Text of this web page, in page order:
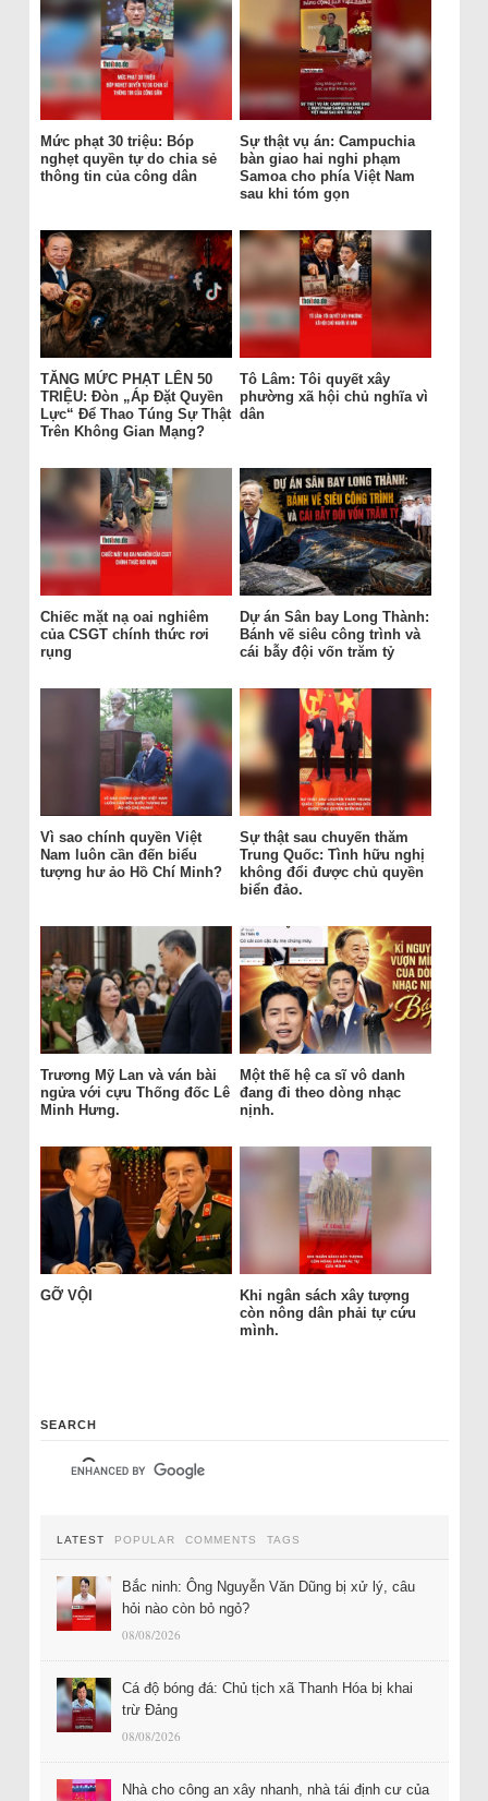
Mức phạt 30 triệu: Bóp
nghẹt quyền tự do chia sẻ
thông tin của công dân
Sự thật vụ án: Campuchia
bàn giao hai nghi phạm
Samoa cho phía Việt Nam
sau khi tóm gọn
TĂNG MỨC PHẠT LÊN 50
TRIỆU: Đòn „Áp Đặt Quyền
Lực“ Để Thao Túng Sự Thật
Trên Không Gian Mạng?
Tô Lâm: Tôi quyết xây
phường xã hội chủ nghĩa vì
dân
Chiếc mặt nạ oai nghiêm
của CSGT chính thức rơi
rụng
Dự án Sân bay Long Thành:
Bánh vẽ siêu công trình và
cái bẫy đội vốn trăm tỷ
Vì sao chính quyền Việt
Nam luôn cần đến biểu
tượng hư ảo Hồ Chí Minh?
Sự thật sau chuyến thăm
Trung Quốc: Tình hữu nghị
không đổi được chủ quyền
biển đảo.
Trương Mỹ Lan và ván bài
ngửa với cựu Thống đốc Lê
Minh Hưng.
Một thế hệ ca sĩ vô danh
đang đi theo dòng nhạc
nịnh.
GỠ VỘI
Khi ngân sách xây tượng
còn nông dân phải tự cứu
mình.
SEARCH
LATEST POPULAR COMMENTS TAGS
Bắc ninh: Ông Nguyễn Văn Dũng bị xử lý, câu
hỏi nào còn bỏ ngỏ?
08/08/2026
Cá độ bóng đá: Chủ tịch xã Thanh Hóa bị khai
trừ Đảng
08/08/2026
Nhà cho công an xây nhanh, nhà tái định cư của